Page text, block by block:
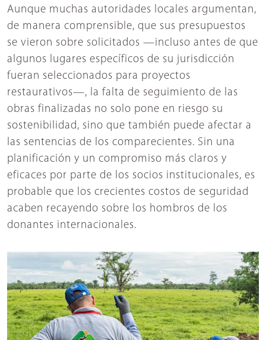
Aunque muchas autoridades locales argumentan,
de manera comprensible, que sus presupuestos
se vieron sobre solicitados —incluso antes de que
algunos lugares específicos de su jurisdicción
fueran seleccionados para proyectos
restaurativos—, la falta de seguimiento de las
obras finalizadas no solo pone en riesgo su
sostenibilidad, sino que también puede afectar a
las sentencias de los comparecientes. Sin una
planificación y un compromiso más claros y
eficaces por parte de los socios institucionales, es
probable que los crecientes costos de seguridad
acaben recayendo sobre los hombros de los
donantes internacionales.